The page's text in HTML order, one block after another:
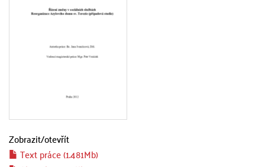
Zobrazit/otevřít
Text práce (1.481Mb)